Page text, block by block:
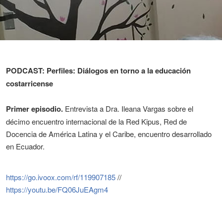
PODCAST: Perfiles: Diálogos en torno a la educación
costarricense
Primer episodio. Entrevista a Dra. Ileana Vargas sobre el
décimo encuentro internacional de la Red Kipus, Red de
Docencia de América Latina y el Caribe, encuentro desarrollado
en Ecuador.
https://go.ivoox.com/rf/119907185//
https://youtu.be/FQ06JuEAgm4